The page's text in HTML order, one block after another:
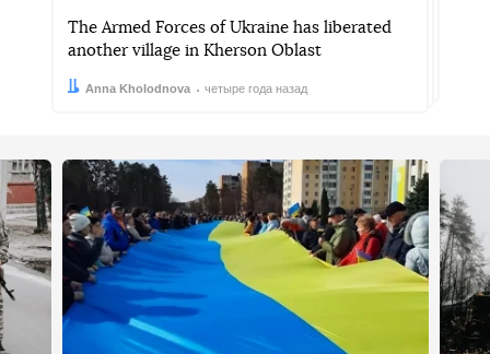
The Armed Forces of Ukraine has liberated
another village in Kherson Oblast
Автор:
Anna Kholodnova
Дата: четыре года назад